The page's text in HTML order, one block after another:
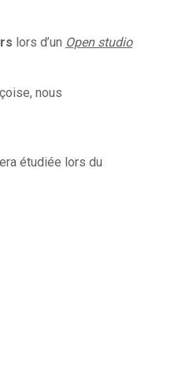
lors d’un Open studio
nous
étudiée lors du